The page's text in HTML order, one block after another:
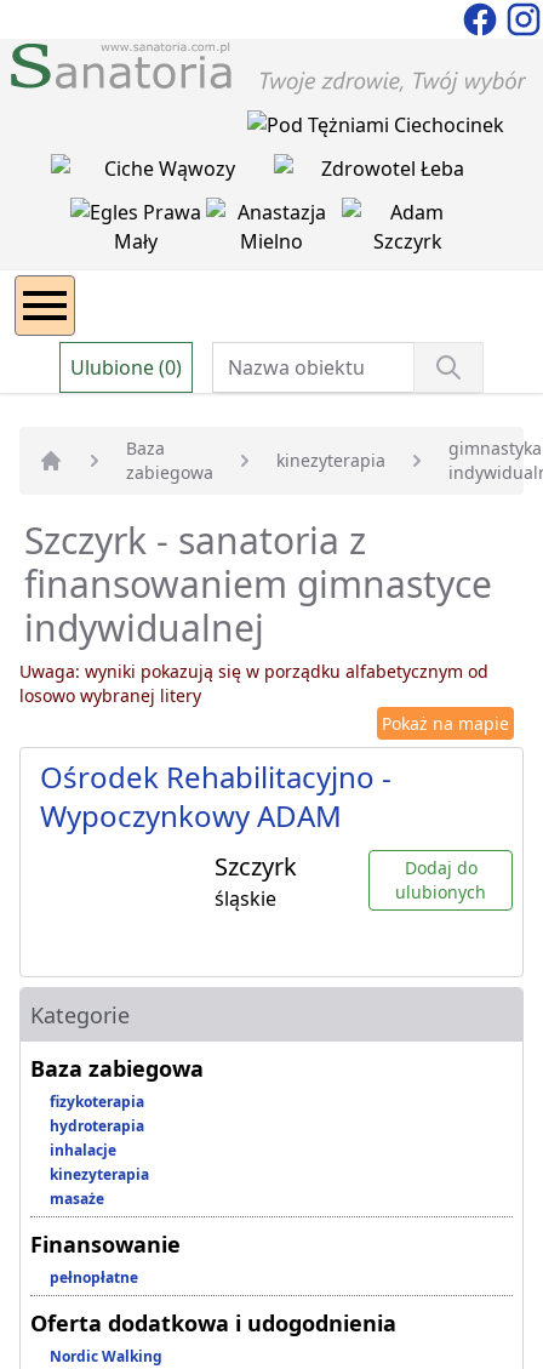
Ulubione (0)
Strona główna
Baza
zabiegowa
kinezyterapia
gimnastyka
Szczyrk - sanatoria z
finansowaniem gimnastyce
indywidualnej
Uwaga: wyniki pokazują się w porządku alfabetycznym od
losowo wybranej litery
Pokaż na mapie
Ośrodek Rehabilitacyjno -
Wypoczynkowy ADAM
Szczyrk
śląskie
Dodaj do
ulubionych
Kategorie
Baza zabiegowa
fizykoterapia
hydroterapia
inhalacje
kinezyterapia
masaże
Finansowanie
pełnopłatne
Oferta dodatkowa i udogodnienia
Nordic Walking